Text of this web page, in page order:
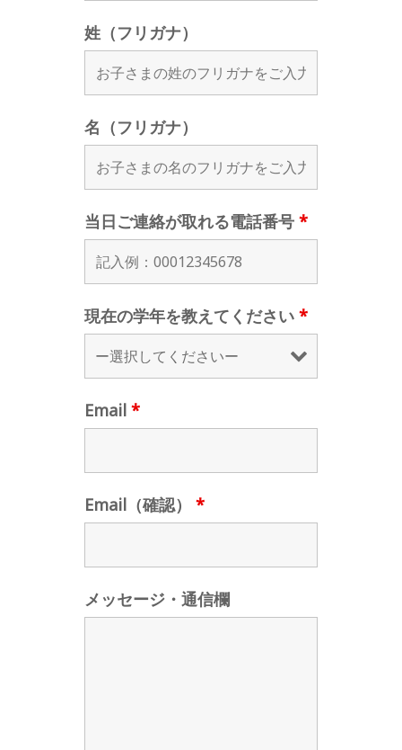
姓（フリガナ）
名（フリガナ）
当日ご連絡が取れる電話番号 *
現在の学年を教えてください *
Email *
Email（確認） *
メッセージ・通信欄